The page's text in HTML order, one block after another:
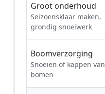
Groot onderhoud
Seizoensklaar maken,
grondig snoeiwerk
Boomverzorging
Snoeien of kappen van
bomen